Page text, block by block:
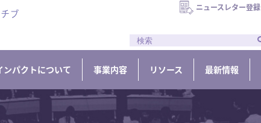
ニュースレター登録
ンパクトについて 事業内容 リソース 最新情報